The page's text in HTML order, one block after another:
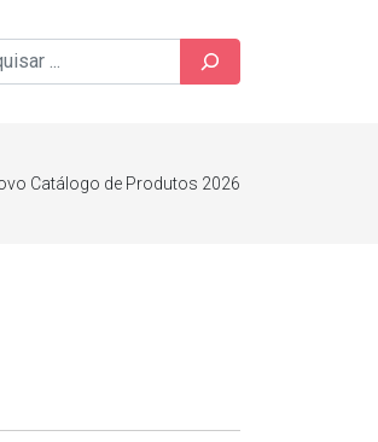
Catálogo de Produtos 2026